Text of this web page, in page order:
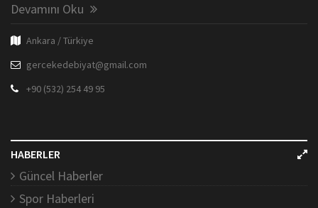
Devamını Oku
Ankara / Türkiye
gercekedebiyat@gmail.com
+90 (532) 254 49 95
HABERLER
Güncel Haberler
Spor Haberleri